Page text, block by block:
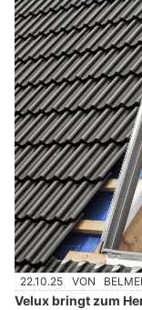
22.10.25 VON
Velux bringt zum